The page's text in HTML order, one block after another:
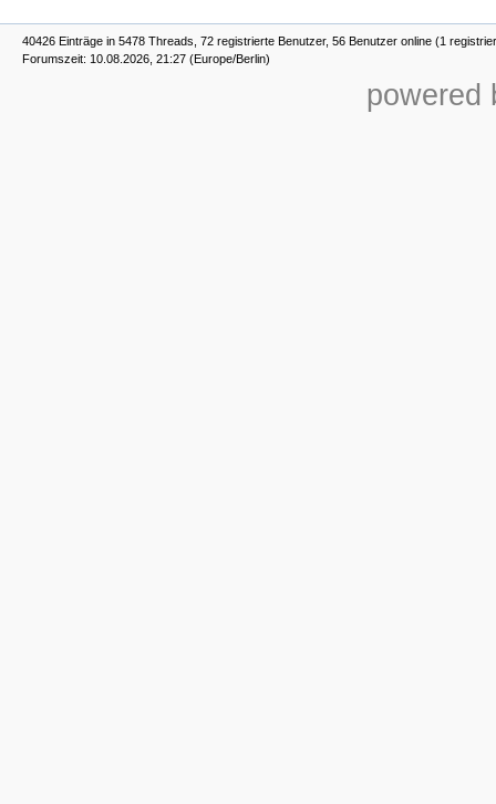
40426 Einträge in 5478 Threads, 72 registrierte Benutzer, 56 Benutzer online (1
Forumszeit: 10.08.2026, 21:27 (Europe/Berlin)
powered